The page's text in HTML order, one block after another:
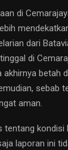
di
dari
di
akhirnya betah
sebab
aman.
tentang kondisi
laporan ini